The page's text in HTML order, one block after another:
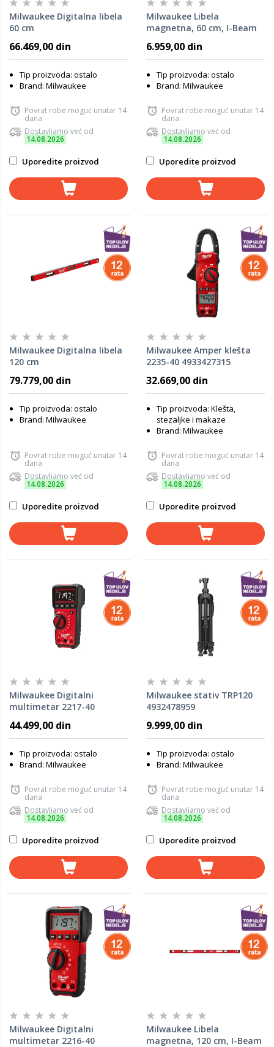
Milwaukee Digitalna libela
60 cm
66.469,00 din
Tip proizvoda: ostalo
Brand: Milwaukee
Povrat robe moguć unutar 14
dana
Dostavljamo već od
14.08.2026
Uporedite proizvod
Milwaukee Libela
magnetna, 60 cm, I-Beam
6.959,00 din
Tip proizvoda: ostalo
Brand: Milwaukee
Povrat robe moguć unutar 14
dana
Dostavljamo već od
14.08.2026
Uporedite proizvod
Milwaukee Digitalna libela
120 cm
79.779,00 din
Tip proizvoda: ostalo
Brand: Milwaukee
Povrat robe moguć unutar 14
dana
Dostavljamo već od
14.08.2026
Uporedite proizvod
Milwaukee Amper klešta
2235-40 4933427315
32.669,00 din
Tip proizvoda: Klešta,
stezaljke i makaze
Brand: Milwaukee
Povrat robe moguć unutar 14
dana
Dostavljamo već od
14.08.2026
Uporedite proizvod
Milwaukee Digitalni
multimetar 2217-40
44.499,00 din
Tip proizvoda: ostalo
Brand: Milwaukee
Povrat robe moguć unutar 14
dana
Dostavljamo već od
14.08.2026
Uporedite proizvod
Milwaukee stativ TRP120
4932478959
9.999,00 din
Tip proizvoda: ostalo
Brand: Milwaukee
Povrat robe moguć unutar 14
dana
Dostavljamo već od
14.08.2026
Uporedite proizvod
Milwaukee Digitalni
multimetar 2216-40
Milwaukee Libela
magnetna, 120 cm, I-Beam